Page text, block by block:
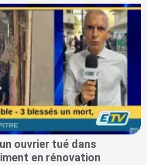
ouvrier tué dans
en rénovation